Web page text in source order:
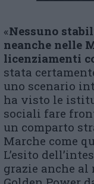
«Nessuno
neanche nelle
licenziamenti
stata
uno scenario
ha visto le
sociali fare
un comparto
Marche come
L’esito
grazie anche